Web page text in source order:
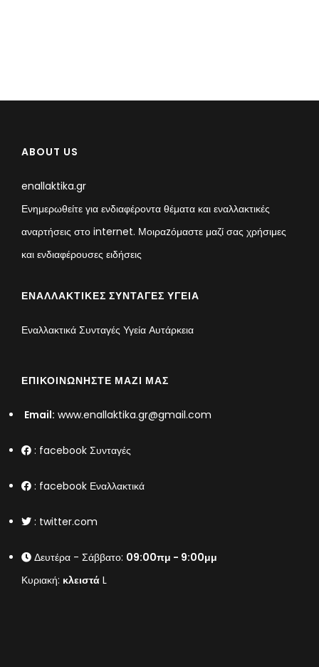
ABOUT US
enallaktika.gr
Ενημερωθείτε για ενδιαφέροντα θέματα και εναλλακτικές
αναρτήσεις στο internet. Μοιραzόμαστε μαζί σας χρήσιμες
και ενδιαφέρουσες ειδήσεις
ΕΝΑΛΛΑΚΤΙΚΈΣ ΣΥΝΤΑΓΈΣ ΥΓΕΊΑ
Εναλλακτικά Συνταγές Υγεία Αυτάρκεια
ΕΠΙΚΟΙΝΩΝΉΣΤΕ ΜΑΖΊ ΜΑΣ
Email: www.enallaktika.gr@gmail.com
: facebook Συνταγές
: facebook Εναλλακτικά
: twitter.com
Δευτέρα - Σάββατο: 09:00πμ - 9:00μμ
Κυριακή: κλειστά L